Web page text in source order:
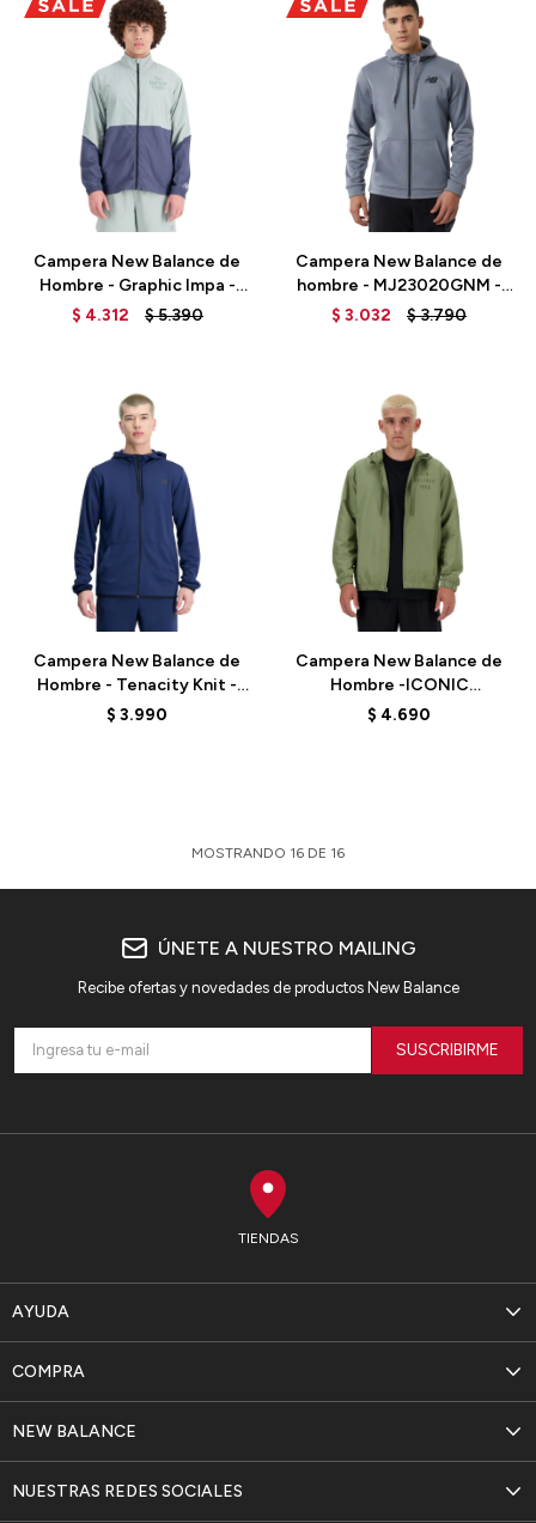
Campera New Balance de
Hombre - Graphic Impa -
MJ21265JIR - GREEN
$ 4.312 $5.390
Campera New Balance de
hombre - MJ23020GNM -
GREY
$ 3.032 $3.790
Campera New Balance de
Hombre - Tenacity Knit -
MJ33122NNY - NB NAVY
$ 3.990
Talle
Campera New Balance de
Hombre -ICONIC
COLLEGIATE- MJ41504DEK
$ 4.690
Talle
MOSTRANDO 16 DE 16
TIENDAS
AYUDA
NEW BALANCE
COMPRA
NUESTRAS REDES SOCIALES
ÚNETE A NUESTRO MAILING
Recibe ofertas y novedades de productos New Balance
SUSCRIBIRME